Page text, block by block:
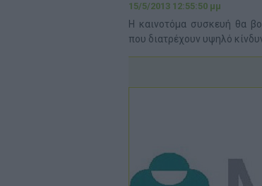
15/5/2013 12:55:50 μμ
Η καινοτόμα συσκευή θα
που διατρέχουν υψηλό